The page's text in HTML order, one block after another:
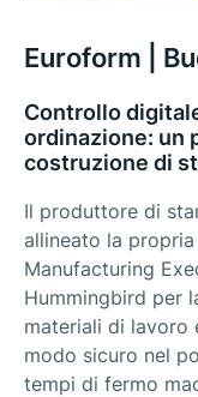
Euroform |
Controllo
ordinazione: un
costruzione di
Il produttore di
allineato la
Manufacturing
Hummingbird per
materiali di
modo sicuro nel
tempi di fermo